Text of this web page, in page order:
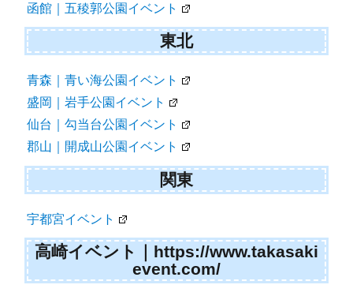
函館｜五稜郭公園イベント
東北
青森｜青い海公園イベント
盛岡｜岩手公園イベント
仙台｜勾当台公園イベント
郡山｜開成山公園イベント
関東
宇都宮イベント
高崎イベント｜https://www.takasaki
event.com/